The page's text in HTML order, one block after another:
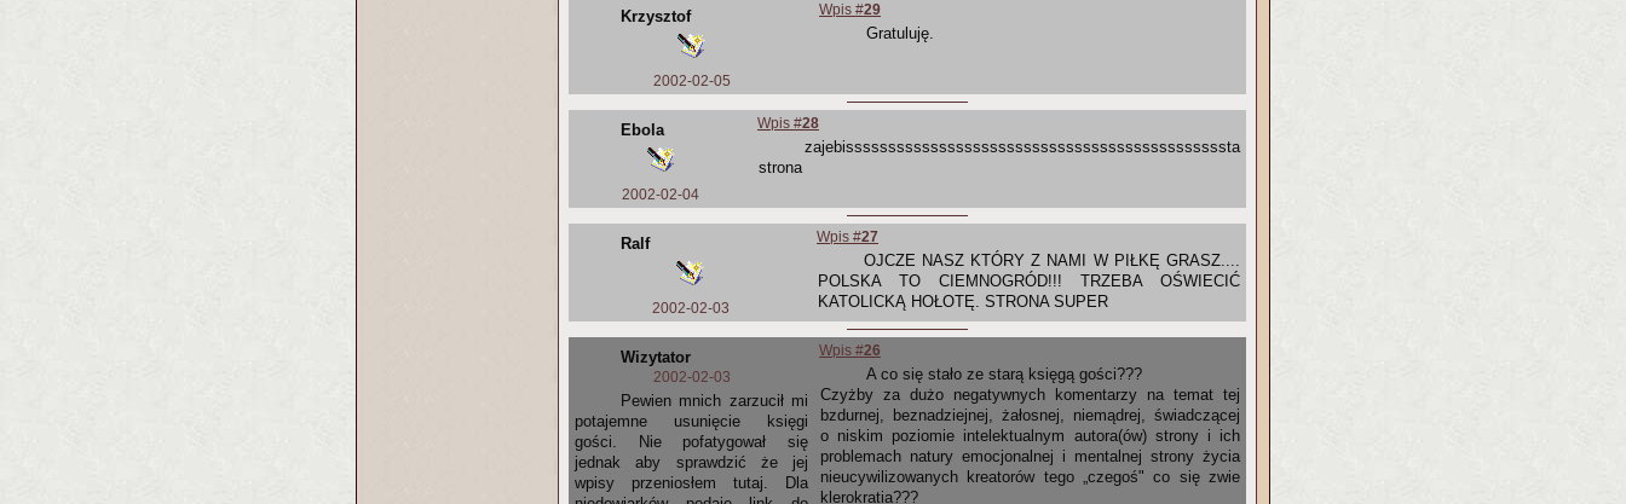
Krzysztof
2002-02-05
Wpis #29
Gratuluję.
Ebola
2002-02-04
Wpis #28
zajebisssssssssssssssssssssssssssssssssssssssssssssta
strona
Ralf
2002-02-03
Wpis #27
OJCZE NASZ KTÓRY Z NAMI W PIŁKĘ GRASZ....
POLSKA TO CIEMNOGRÓD!!! TRZEBA OŚWIECIĆ
KATOLICKĄ HOŁOTĘ. STRONA SUPER
Wizytator
2002-02-03
Pewien mnich zarzucił mi
potajemne usunięcie księgi
gości. Nie pofatygował się
jednak aby sprawdzić że jej
wpisy przeniosłem tutaj. Dla
Wpis #26
A co się stało ze starą księgą gości???
Czyżby za dużo negatywnych komentarzy na temat tej
bzdurnej, beznadziejnej, żałosnej, niemądrej, świadczącej
o niskim poziomie intelektualnym autora(ów) strony i ich
problemach natury emocjonalnej i mentalnej strony życia
nieucywilizowanych kreatorów tego „czegoś" co się zwie
klerokratia???